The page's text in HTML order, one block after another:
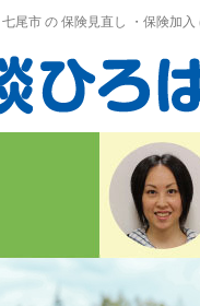
七尾市 の 保険見直し ・保険加入